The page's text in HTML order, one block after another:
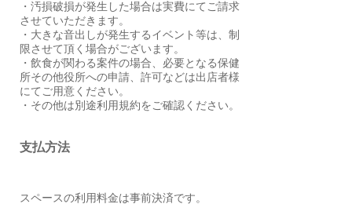
・汚損破損が発生した場合は実費にてご請求
させていただきます。
・大きな音出しが発生するイベント等は、制
限させて頂く場合がございます。
・飲食が関わる案件の場合、必要となる保健
所その他役所への申請、許可などは出店者様
にてご用意ください。
・その他は別途利用規約をご確認ください。
支払方法
スペースの利用料金は事前決済です。